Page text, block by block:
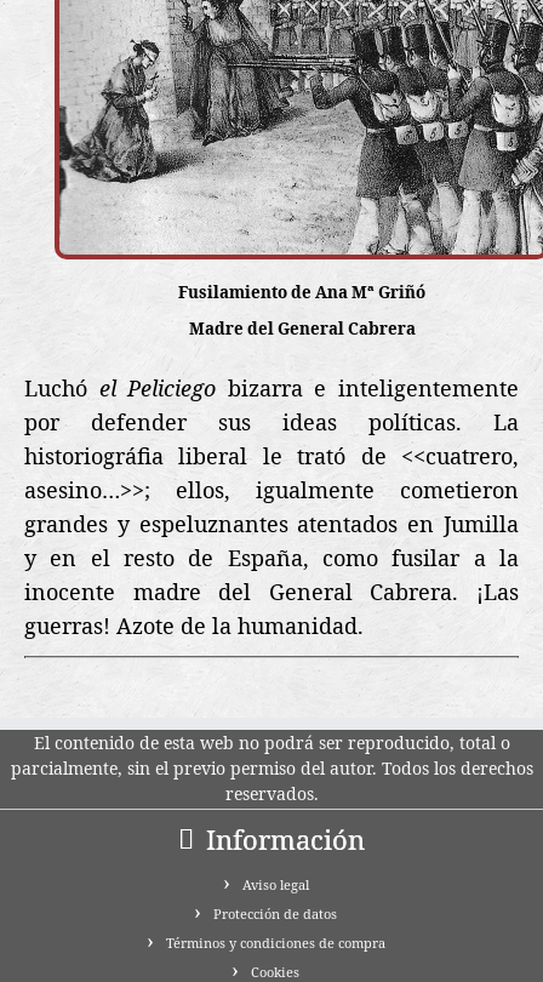
Fusilamiento de Ana Mª Griñó
Madre del General Cabrera
Luchó el Peliciego bizarra e inteligentemente
por defender sus ideas políticas. La
historiográfia liberal le trató de <<cuatrero,
asesino…>>; ellos, igualmente cometieron
grandes y espeluznantes atentados en Jumilla
y en el resto de España, como fusilar a la
inocente madre del General Cabrera. ¡Las
guerras! Azote de la humanidad.
El contenido de esta web no podrá ser reproducido, total o
parcialmente, sin el previo permiso del autor. Todos los derechos
reservados.
Información
Aviso legal
Protección de datos
Términos y condiciones de compra
Cookies